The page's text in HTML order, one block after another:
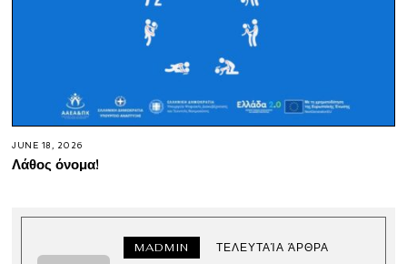
JUNE 18, 2026
Λάθος όνομα!
MADMIN ΤΕΛΕΥΤΑΊΑ ΆΡΘΡΑ